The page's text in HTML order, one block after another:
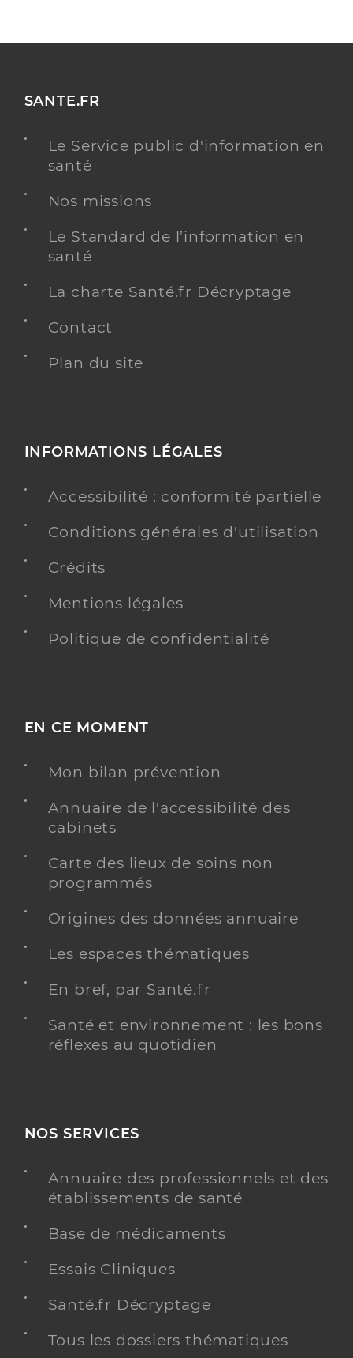
SANTE.FR
Le Service public d'information en
santé
Nos missions
Le Standard de l’information en
santé
La charte Santé.fr Décryptage
Contact
Plan du site
INFORMATIONS LÉGALES
Accessibilité : conformité partielle
Conditions générales d'utilisation
Crédits
Mentions légales
Politique de confidentialité
EN CE MOMENT
Mon bilan prévention
Annuaire de l'accessibilité des
cabinets
Carte des lieux de soins non
programmés
Origines des données annuaire
Les espaces thématiques
En bref, par Santé.fr
Santé et environnement : les bons
réflexes au quotidien
NOS SERVICES
Annuaire des professionnels et des
établissements de santé
Base de médicaments
Essais Cliniques
Santé.fr Décryptage
Tous les dossiers thématiques